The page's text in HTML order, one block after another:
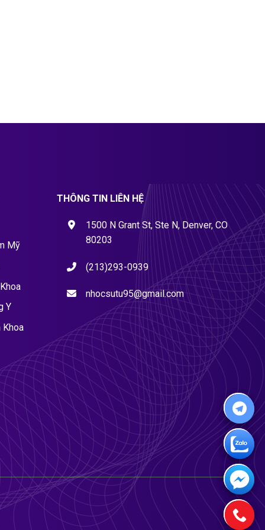
Mỹ
Y
Khoa
THÔNG TIN LIÊN HỆ
1500 N Grant St, Ste N, Denver, CO
80203
(213)293-0939
nhocsutu95@gmail.com